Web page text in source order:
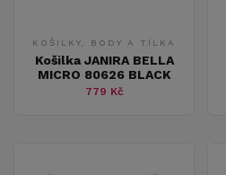
KOŠILKY, BODY A TÍLKA
Košilka JANIRA BELLA
MICRO 80626 BLACK
779 Kč